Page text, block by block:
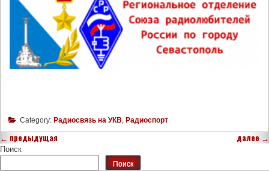
Category: Радиосвязь на УКВ, Радиоспорт
← предыдущая далее →
Поиск
Поиск